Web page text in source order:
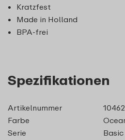
Kratzfest
Made in Holland
BPA-frei
Spezifikationen
Artikelnummer
Farbe
Serie
Basic